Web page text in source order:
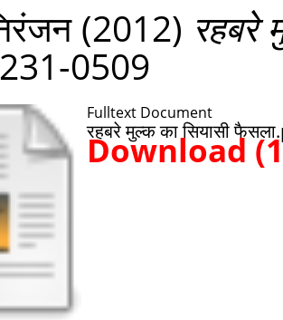
(2012) रहबरे
0509
Fulltext Document
रहबरे मुल्क का सियासी
Download